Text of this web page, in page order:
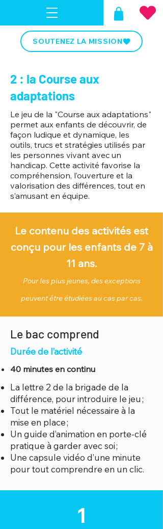
SOUTENEZ LA MISSION
2 : la Course aux
adaptations
Le jeu de la "Course aux adaptations"
permet aux enfants de découvrir, de
façon ludique et dynamique, les
outils, trucs et stratégies utilisés par
les personnes vivant avec un
handicap. Cette activité favorise la
compréhension, l’ouverture et la
valorisation des différences, tout en
s’amusant en équipe.
Le contenu des activités est
conçu pour les enfants de 7 à
11 ans.
Pour les plus jeunes, des exceptions
peuvent être étudiées au cas par cas.
Le bac comprend
Durée de l’activité
40 minutes en continu
La lettre 2 de la brigade de la
différence, pour introduire le jeu ;
Tout le matériel nécessaire à la
mise en place ;
Un guide d’animation en porte-clé
pratique à garder avec soi ;
Une capsule vidéo d’une minute
pour tout comprendre en un clic.
1